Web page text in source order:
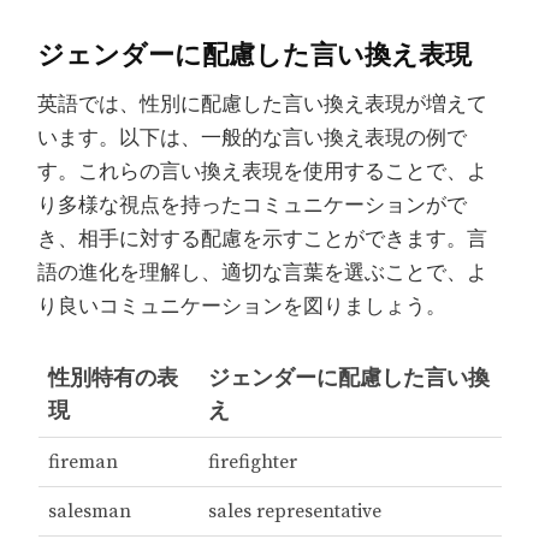
ジェンダーに配慮した言い換え表現
英語では、性別に配慮した言い換え表現が増えて
います。以下は、一般的な言い換え表現の例で
す。これらの言い換え表現を使用することで、よ
り多様な視点を持ったコミュニケーションがで
き、相手に対する配慮を示すことができます。言
語の進化を理解し、適切な言葉を選ぶことで、よ
り良いコミュニケーションを図りましょう。
性別特有の表
現
ジェンダーに配慮した言い換
え
fireman firefighter
salesman sales representative